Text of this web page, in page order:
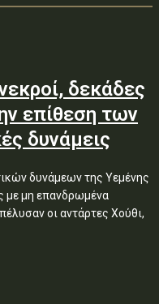
δεκάδες
επίθεση των
δυνάμεις
δυνάμεων της Υεμένης
με μη επανδρωμένα
οι αντάρτες Χούθι,